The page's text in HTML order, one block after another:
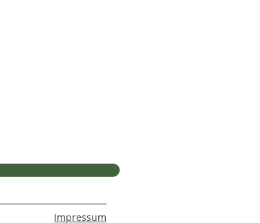
Impressum